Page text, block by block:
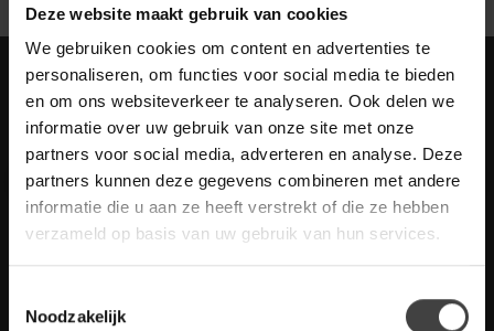
Deze website maakt gebruik van cookies
We gebruiken cookies om content en advertenties te
personaliseren, om functies voor social media te bieden
en om ons websiteverkeer te analyseren. Ook delen we
informatie over uw gebruik van onze site met onze
partners voor social media, adverteren en analyse. Deze
partners kunnen deze gegevens combineren met andere
informatie die u aan ze heeft verstrekt of die ze hebben
verzameld op basis van uw gebruik van hun services.
Noodzakelijk
Meer informatie
Heb je vragen over onze artikelen of jouw aankoop? Bekijk dan
de klantenservice pagina. Daar staan antwoorden op veel
Meld je aan voor onze nieuwbrief met
scherpe acties
Blijf op de hoogte van onze actuele aanbiedingen